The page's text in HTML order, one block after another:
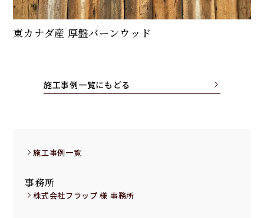
東カナダ産 厚盤バーンウッド
施工事例一覧にもどる
施工事例一覧
事務所
株式会社フラップ 様 事務所